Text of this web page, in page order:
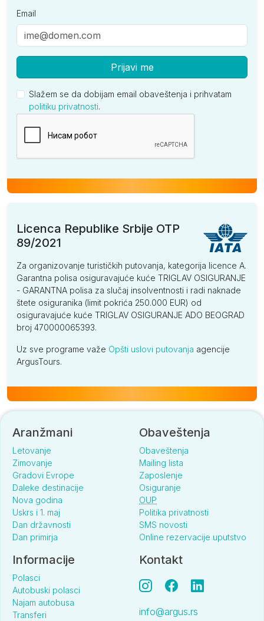
Email
Prijavi me
Slažem se da dobijam email obaveštenja i prihvatam
politiku privatnosti.
Licenca Republike Srbije OTP
89/2021
Za organizovanje turističkih putovanja, kategorija licence A.
Garantna polisa osiguravajuće kuće TRIGLAV OSIGURANJE
- GARANTNA polisa za slučaj insolventnosti i radi naknade
štete osiguranika (limit pokrića 250.000 EUR) od
osiguravajuće kuće TRIGLAV OSIGURANJE ADO BEOGRAD
broj 470000065393.
Uz sve programe važe Opšti uslovi putovanja agencije
ArgusTours.
Aranžmani
Letovanje
Zimovanje
Gradovi Evrope
Daleke destinacije
Nova godina
Uskrs i 1. maj
Dan državnosti
Dan primirja
Obaveštenja
Obaveštenja
Mailing lista
Zaposlenje
Osiguranje
OUP
Politika privatnosti
SMS novosti
Online rezervacije uputstvo
Informacije
Polasci
Autobuski polasci
Najam autobusa
Transferi
Kontakt
info@argus.rs